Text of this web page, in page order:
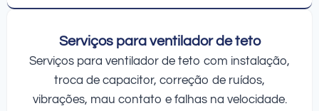
Serviços para ventilador de teto
Serviços para ventilador de teto com instalação,
troca de capacitor, correção de ruídos,
vibrações, mau contato e falhas na velocidade.